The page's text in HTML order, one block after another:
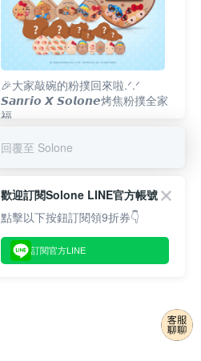
🎉大家敲碗的粉撲回來啦.ᐟ‪‪.ᐟ
𝙎𝙖𝙣𝙧𝙞𝙤 𝙓 𝙎𝙤𝙡𝙤𝙣𝙚烤焦粉撲全家
福
回覆至 Solone
歡迎訂閱Solone LINE官方帳號
點擊以下按鈕訂閱領9折券👇
訂閱官方LINE